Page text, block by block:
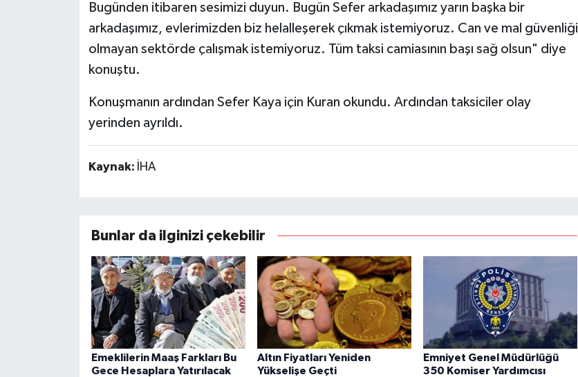
Bugünden itibaren sesimizi duyun. Bugün Sefer arkadaşımız yarın başka bir
arkadaşımız, evlerimizden biz helalleşerek çıkmak istemiyoruz. Can ve mal güvenliği
olmayan sektörde çalışmak istemiyoruz. Tüm taksi camiasının başı sağ olsun" diye
konuştu.
Konuşmanın ardından Sefer Kaya için Kuran okundu. Ardından taksiciler olay
yerinden ayrıldı.
Kaynak: İHA
Bunlar da ilginizi çekebilir
Emeklilerin Maaş Farkları Bu
Gece Hesaplara Yatırılacak
Altın Fiyatları Yeniden
Yükselişe Geçti
Emniyet Genel Müdürlüğü
350 Komiser Yardımcısı